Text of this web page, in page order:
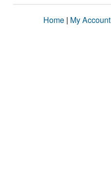
Home | My Account